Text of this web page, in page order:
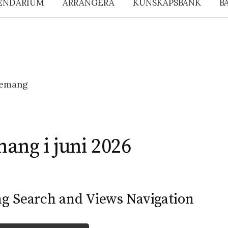
ARRANGERA KUNSKAPSBANK
i juni 2026
Search and Views Navigation